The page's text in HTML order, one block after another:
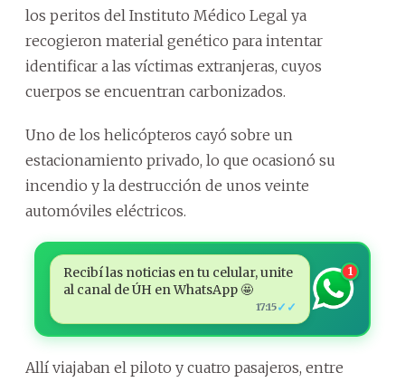
los peritos del Instituto Médico Legal ya
recogieron material genético para intentar
identificar a las víctimas extranjeras, cuyos
cuerpos se encuentran carbonizados.
Uno de los helicópteros cayó sobre un
estacionamiento privado, lo que ocasionó su
incendio y la destrucción de unos veinte
automóviles eléctricos.
Recibí las noticias en tu celular, unite
al canal de ÚH en WhatsApp 🤩
17:15✓✓
1
Allí viajaban el piloto y cuatro pasajeros, entre